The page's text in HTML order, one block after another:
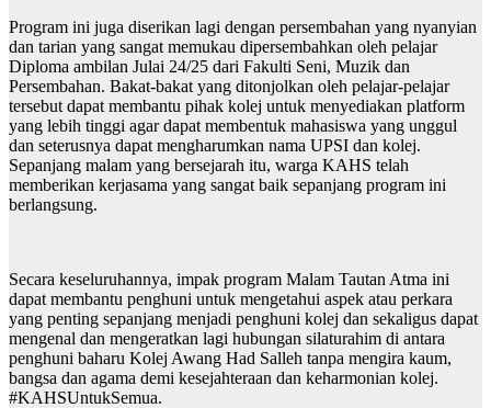
Program ini juga diserikan lagi dengan persembahan yang nyanyian
dan tarian yang sangat memukau dipersembahkan oleh pelajar
Diploma ambilan Julai 24/25 dari Fakulti Seni, Muzik dan
Persembahan. Bakat-bakat yang ditonjolkan oleh pelajar-pelajar
tersebut dapat membantu pihak kolej untuk menyediakan platform
yang lebih tinggi agar dapat membentuk mahasiswa yang unggul
dan seterusnya dapat mengharumkan nama UPSI dan kolej.
Sepanjang malam yang bersejarah itu, warga KAHS telah
memberikan kerjasama yang sangat baik sepanjang program ini
berlangsung.
Secara keseluruhannya, impak program Malam Tautan Atma ini
dapat membantu penghuni untuk mengetahui aspek atau perkara
yang penting sepanjang menjadi penghuni kolej dan sekaligus dapat
mengenal dan mengeratkan lagi hubungan silaturahim di antara
penghuni baharu Kolej Awang Had Salleh tanpa mengira kaum,
bangsa dan agama demi kesejahteraan dan keharmonian kolej.
#KAHSUntukSemua.